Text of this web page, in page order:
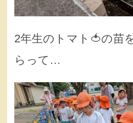
2年生のトマト🍅の苗
らって…